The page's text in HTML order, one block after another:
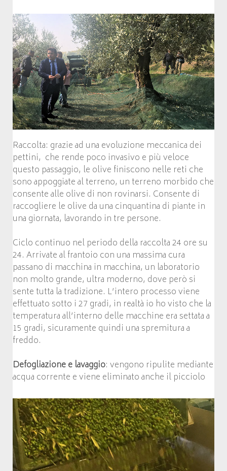
Raccolta: grazie ad una evoluzione meccanica dei
pettini, che rende poco invasivo e più veloce
questo passaggio, le olive finiscono nelle reti che
sono appoggiate al terreno, un terreno morbido che
consente alle olive di non rovinarsi. Consente di
raccogliere le olive da una cinquantina di piante in
una giornata, lavorando in tre persone.
Ciclo continuo nel periodo della raccolta 24 ore su
24. Arrivate al frantoio con una massima cura
passano di macchina in macchina, un laboratorio
non molto grande, ultra moderno, dove però si
sente tutta la tradizione. L’intero processo viene
effettuato sotto i 27 gradi, in realtà io ho visto che la
temperatura all’interno delle macchine era settata a
15 gradi, sicuramente quindi una spremitura a
freddo.
Defogliazione e lavaggio: vengono ripulite mediante
acqua corrente e viene eliminato anche il picciolo